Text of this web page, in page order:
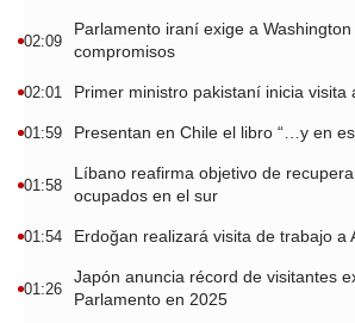
02:09
Parlamento iraní exige a
compromisos
02:01 Primer ministro pakistaní inicia visita
01:59 Presentan en Chile el libro “…y en
01:58
Líbano reafirma objetivo de
ocupados en el sur
01:54 Erdoğan realizará visita de trabajo a
01:26
Japón anuncia récord de visitantes
Parlamento en 2025